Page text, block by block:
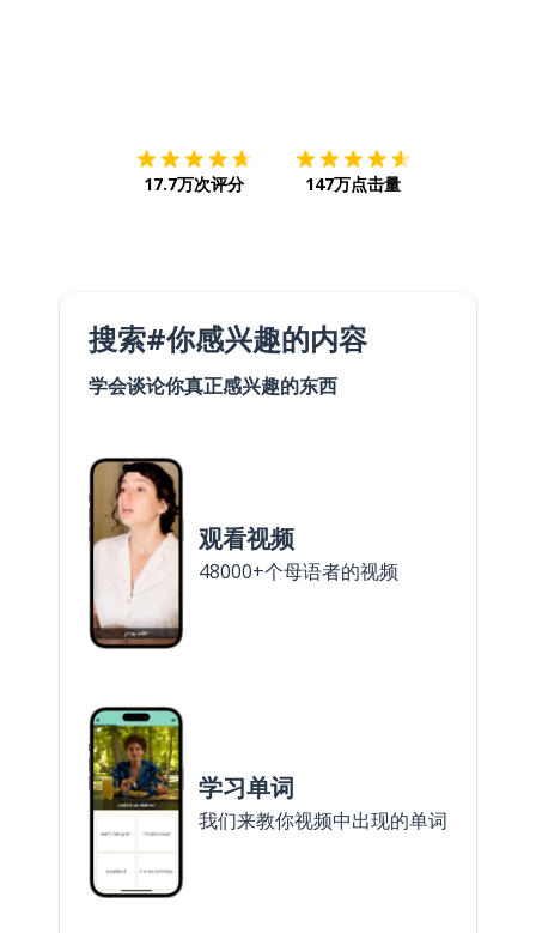
17.7万次评分 147万点击量
搜索#你感兴趣的内容
学会谈论你真正感兴趣的东西
观看视频
48000+个母语者的视频
学习单词
我们来教你视频中出现的单词